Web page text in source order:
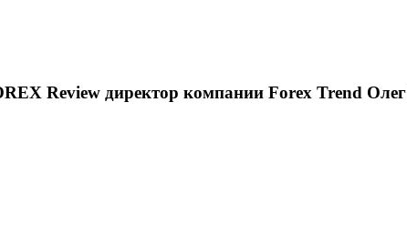
Review директор компании Forex Trend